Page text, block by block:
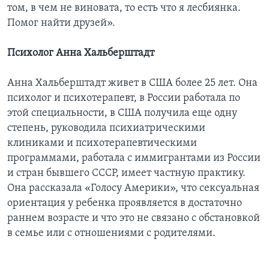
том, в чем не виновата, то есть что я лесбиянка.
Помог найти друзей».
Психолог Анна Хальберштадт
Анна Хальберштадт живет в США более 25 лет. Она
психолог и психотерапевт, в России работала по
этой специальности, в США получила еще одну
степень, руководила психиатрическими
клиниками и психотерапевтическими
программами, работала с иммигрантами из России
и стран бывшего СССР, имеет частную практику.
Она рассказала «Голосу Америки», что сексуальная
ориентация у ребенка проявляется в достаточно
раннем возрасте и что это не связано с обстановкой
в семье или с отношениями с родителями.